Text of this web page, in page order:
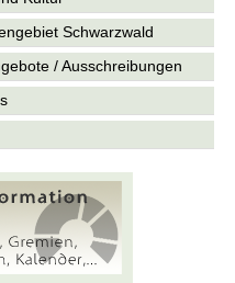
Schwarzwald
/ Ausschreibungen